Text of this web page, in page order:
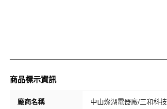
商品標示資訊
廠商名稱 中山燦湖電器廠/三和科技